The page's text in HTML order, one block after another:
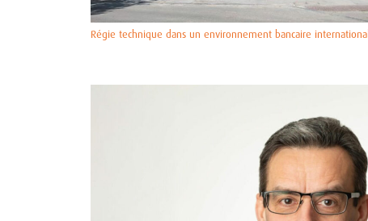
Régie technique dans un environnement bancaire international